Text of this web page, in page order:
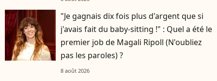
"Je gagnais dix fois plus d'argent que si
j'avais fait du baby-sitting !" : Quel a été le
premier job de Magali Ripoll (N'oubliez
pas les paroles) ?
8 août 2026